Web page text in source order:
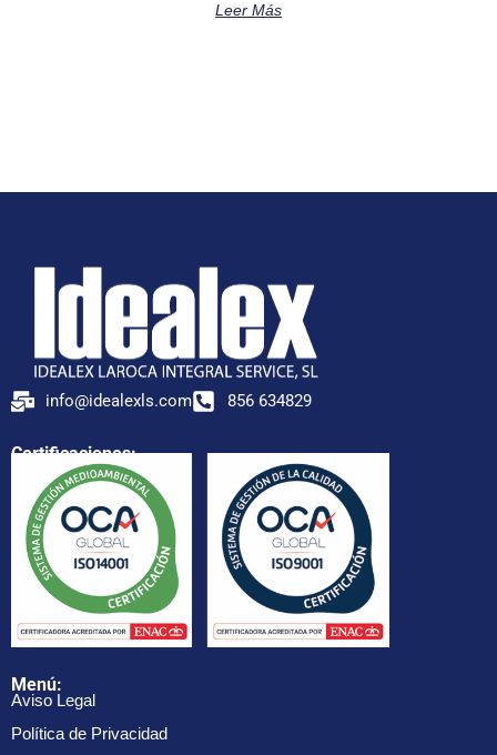
Leer Más
info@idealexls.com 856 634829
Certificaciones:
Menú:
Aviso Legal
Política de Privacidad